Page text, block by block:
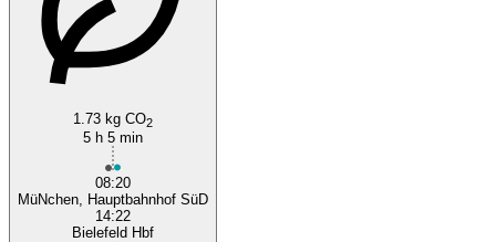
1.73 kg CO2
5 h 5 min
08:20
MüNchen, Hauptbahnhof SüD
14:22
Bielefeld Hbf